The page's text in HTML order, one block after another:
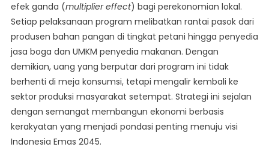
efek ganda (multiplier effect) bagi perekonomian lokal.
Setiap pelaksanaan program melibatkan rantai pasok dari
produsen bahan pangan di tingkat petani hingga penyedia
jasa boga dan UMKM penyedia makanan. Dengan
demikian, uang yang berputar dari program ini tidak
berhenti di meja konsumsi, tetapi mengalir kembali ke
sektor produksi masyarakat setempat. Strategi ini sejalan
dengan semangat membangun ekonomi berbasis
kerakyatan yang menjadi pondasi penting menuju visi
Indonesia Emas 2045.